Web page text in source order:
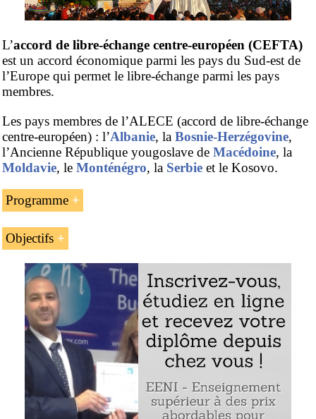
L’accord de libre-échange centre-européen (CEFTA)
est un accord économique parmi les pays du Sud-est de
l’Europe qui permet le libre-échange parmi les pays
membres.
Les pays membres de l’ALECE (accord de libre-échange
centre-européen) : l’Albanie, la Bosnie-Herzégovine,
l’Ancienne République yougoslave de Macédoine, la
Moldavie, le Monténégro, la Serbie et le Kosovo.
Programme
L’introduction à l’accord de libre-échange centre-
européen (ALECE / CEFTA)
Les structures de l’ALECE
Le portail du commerce international de l’ALECE
Le profil économique des pays de l’ALECE :
l’Albanie, la Bosnie-Herzégovine, la Macédoine, la
Moldavie, le Monténégro, la Serbie et le Kosovo
Objectifs
Les buts de l’unité d’enseignement « l’Accord de libre-
échange centre-européen (ALECE) » sont :
Comprendre les buts de l’Accord de libre-échange
centre-européen (ALECE / CEFTA)
Évaluer les avantages pour les pays membres de
l’Accord de libre-échange centre-européen
Connaitre la logistique et lesaccords commerciaux
concernant les pays de l’ALECE